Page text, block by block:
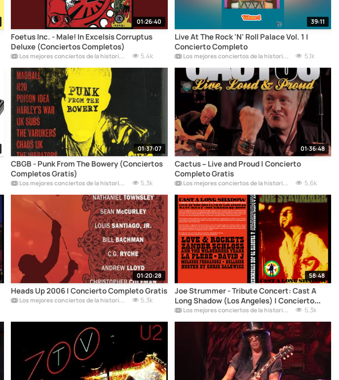
01:26:40
Foetus Inc. - Male! In Excelsis Corruptus
Deluxe (Conciertos Completos)
Los mejores conciertos de la historia del rock 5,4k
39:11
Live At The Rock 'N' Roll Palace Vol. 1 |
Concierto Completo
Los mejores conciertos de la historia del rock 5,1k
01:37:07
CBGB - Punk From The Bowery (Conciertos
Completos Gratis)
Los mejores conciertos de la historia del rock 5,3k
01:36:48
Cactus – Live and Proud | Concierto
Completo Gratis
Los mejores conciertos de la historia del rock 5,6k
01:20:28
Heads Up 2006 | Concierto Completo Gratis
Los mejores conciertos de la historia del rock 5,3k
58:48
Joe Strummer - Tribute Concert: Cast A
Long Shadow (Los Angeles) | Concierto
Completo Gratis
Los mejores conciertos de la historia del rock 5,3k